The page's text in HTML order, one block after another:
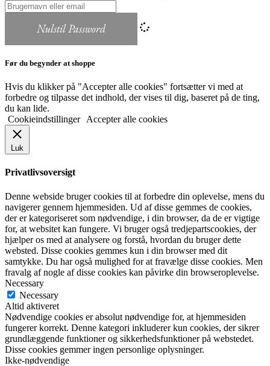
Nulstil Password
Før du begynder at shoppe
Hvis du klikker på "Accepter alle cookies" fortsætter vi med at
forbedre og tilpasse det indhold, der vises til dig, baseret på de ting,
du kan lide.
Cookieindstillinger
Accepter alle cookies
Luk
Privatlivsoversigt
Denne webside bruger cookies til at forbedre din oplevelse, mens du
navigerer gennem hjemmesiden. Ud af disse gemmes de cookies,
der er kategoriseret som nødvendige, i din browser, da de er vigtige
for, at websitet kan fungere. Vi bruger også tredjepartscookies, der
hjælper os med at analysere og forstå, hvordan du bruger dette
websted. Disse cookies gemmes kun i din browser med dit
samtykke. Du har også mulighed for at fravælge disse cookies. Men
fravalg af nogle af disse cookies kan påvirke din browseroplevelse.
Necessary
Necessary
Altid aktiveret
Nødvendige cookies er absolut nødvendige for, at hjemmesiden
fungerer korrekt. Denne kategori inkluderer kun cookies, der sikrer
grundlæggende funktioner og sikkerhedsfunktioner på webstedet.
Disse cookies gemmer ingen personlige oplysninger.
Ikke-nødvendige